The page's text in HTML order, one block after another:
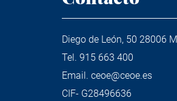
Diego de León, 50 28006
Tel. 915 663 400
Email. ceoe@ceoe.es
CIF- G28496636